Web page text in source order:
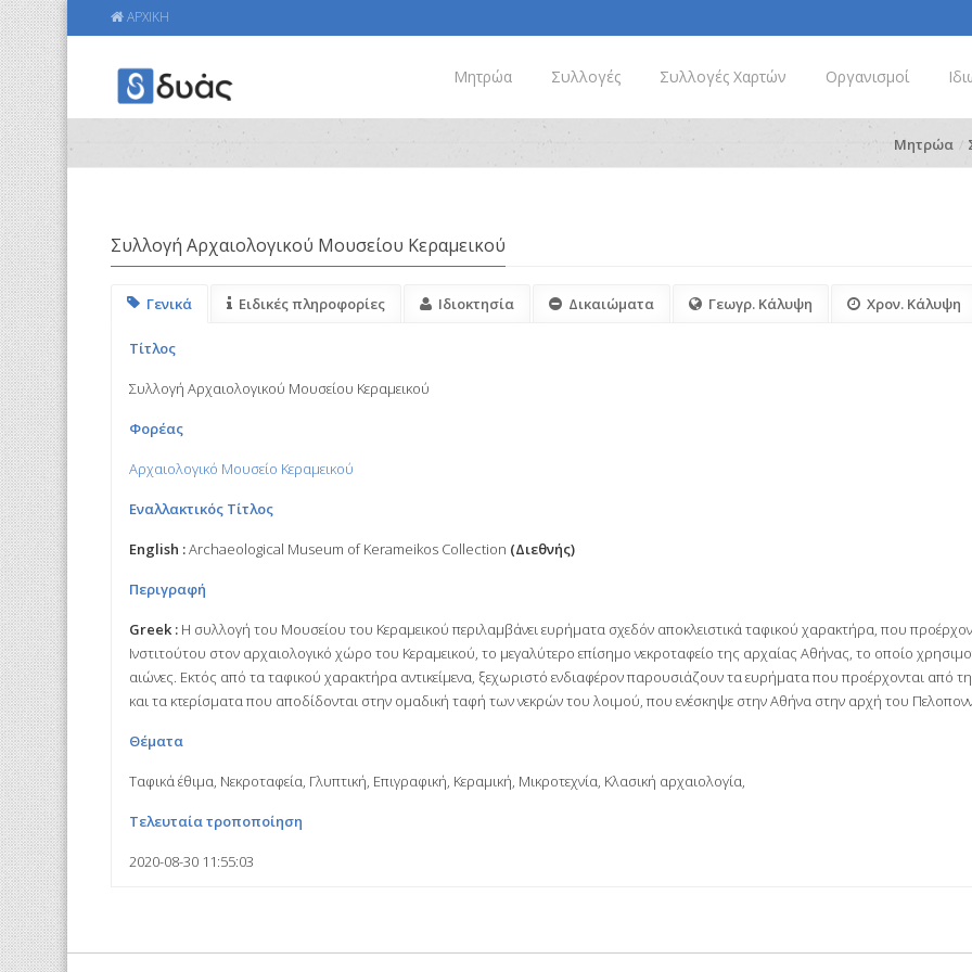
ΑΡΧΙΚΗ
Μητρώα Συλλογές Συλλογές Χαρτών Οργανισμοί
Μητρώα
Συλλογή Αρχαιολογικού Μουσείου Κεραμεικού
Γενικά Ειδικές πληροφορίες Ιδιοκτησία Δικαιώματα Γεωγρ. Κάλυψη Χρον. Κάλυψη
Τίτλος
Συλλογή Αρχαιολογικού Μουσείου Κεραμεικού
Φορέας
Αρχαιολογικό Μουσείο Κεραμεικού
Εναλλακτικός Τίτλος
English :Archaeological Museum of Kerameikos Collection (Διεθνής)
Περιγραφή
Greek : Η συλλογή του Μουσείου του Κεραμεικού περιλαμβάνει ευρήματα σχεδόν αποκλειστικά ταφικού χαρακτήρα, που
Ινστιτούτου στον αρχαιολογικό χώρο του Κεραμεικού, το μεγαλύτερο επίσημο νεκροταφείο της αρχαίας Αθήνας, το οποίο
αιώνες. Εκτός από τα ταφικού χαρακτήρα αντικείμενα, ξεχωριστό ενδιαφέρον παρουσιάζουν τα ευρήματα που προέρχονται από
και τα κτερίσματα που αποδίδονται στην ομαδική ταφή των νεκρών του λοιμού, που ενέσκηψε στην Αθήνα στην αρχή του
Θέματα
Ταφικά έθιμα, Νεκροταφεία, Γλυπτική, Επιγραφική, Κεραμική, Μικροτεχνία, Κλασική αρχαιολογία,
Τελευταία τροποποίηση
2020-08-30 11:55:03